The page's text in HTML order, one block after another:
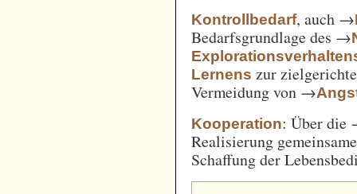
Kontrollbedarf, auch →
Bedarfsgrundlage des →
Lernens zur
Vermeidung von →
Kooperation: Über
Realisierung
Schaffung der